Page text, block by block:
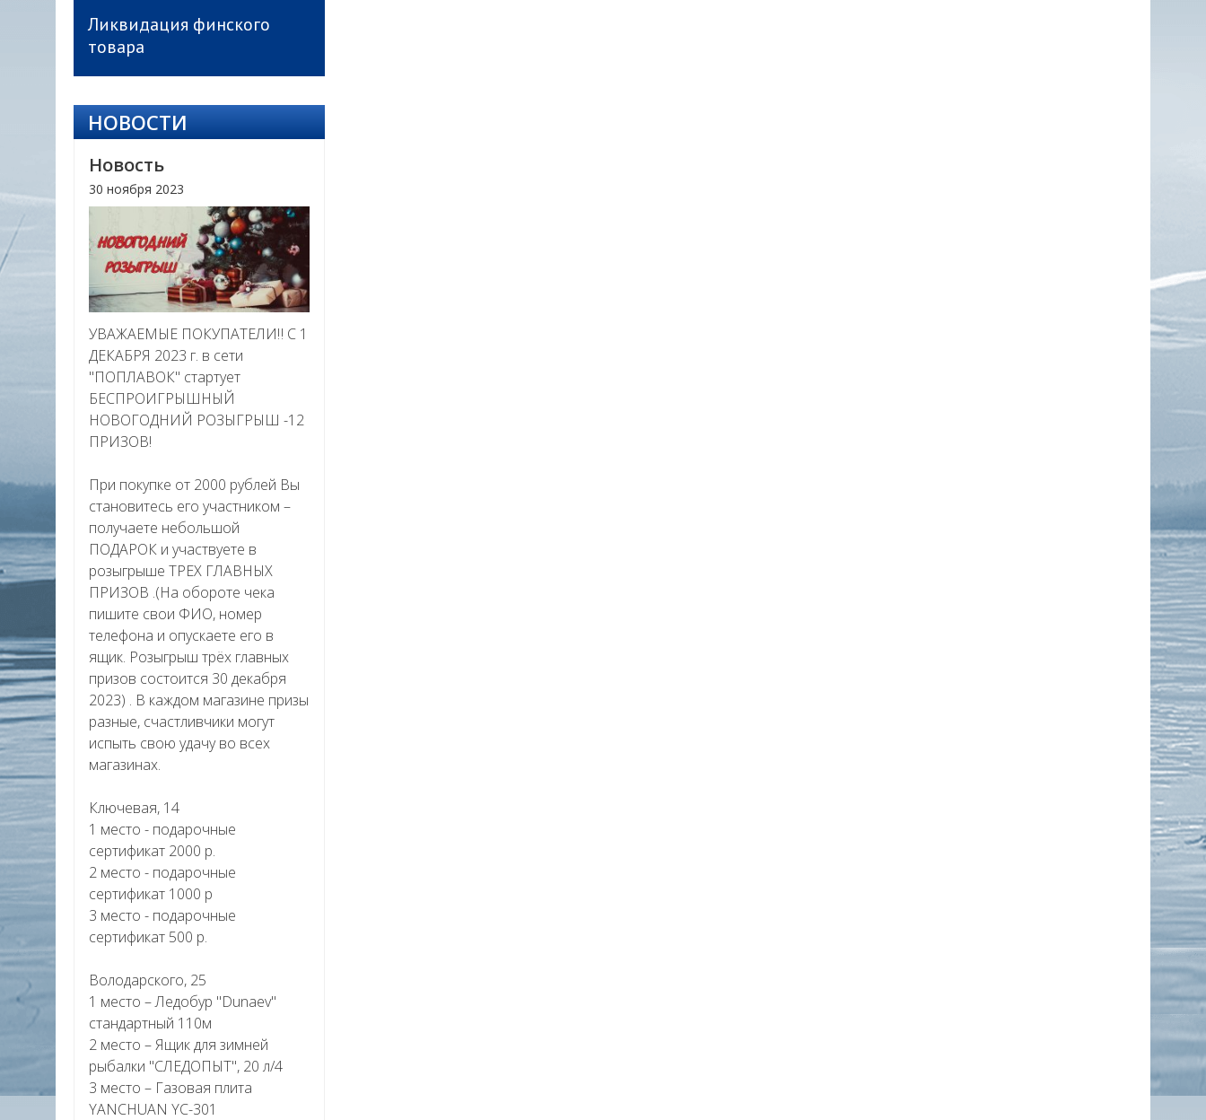
Ликвидация финского
товара
НОВОСТИ
Новость
30 ноября 2023
УВАЖАЕМЫЕ ПОКУПАТЕЛИ‼ С 1
ДЕКАБРЯ 2023 г. в сети
"ПОПЛАВОК" стартует
БЕСПРОИГРЫШНЫЙ
НОВОГОДНИЙ РОЗЫГРЫШ -12
ПРИЗОВ!
При покупке от 2000 рублей Вы
становитесь его участником –
получаете небольшой
ПОДАРОК и участвуете в
розыгрыше ТРЕХ ГЛАВНЫХ
ПРИЗОВ .(На обороте чека
пишите свои ФИО, номер
телефона и опускаете его в
ящик. Розыгрыш трёх главных
призов состоится 30 декабря
2023) . В каждом магазине призы
разные, счастливчики могут
испыть свою удачу во всех
магазинах.
Ключевая, 14
1 место - подарочные
сертификат 2000 р.
2 место - подарочные
сертификат 1000 р
3 место - подарочные
сертификат 500 р.
Володарского, 25
1 место – Ледобур "Dunaev"
стандартный 110м
2 место – Ящик для зимней
рыбалки "СЛЕДОПЫТ", 20 л/4
3 место – Газовая плита
YANCHUAN YC-301